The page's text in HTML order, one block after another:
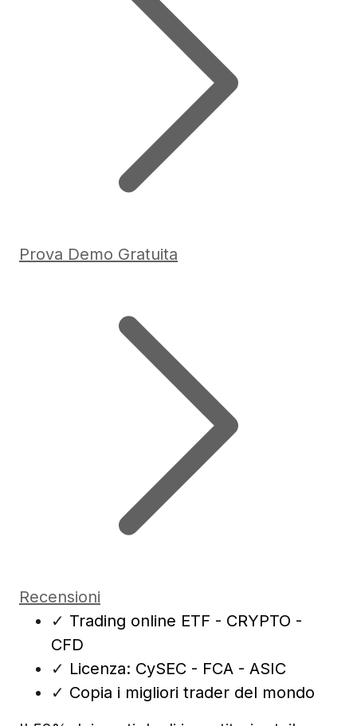
Prova Demo Gratuita
Recensioni
✓ Trading online ETF - CRYPTO -
CFD
✓ Licenza: CySEC - FCA - ASIC
✓ Copia i migliori trader del mondo